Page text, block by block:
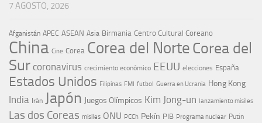
7 AGOSTO, 2026
Afganistán APEC ASEAN Asia Birmania Centro Cultural Coreano
China Cine Corea Corea del NorteCorea del
Sur coronavirus crecimiento económico EEUU elecciones España
Estados Unidos Filipinas FMI futbol Guerra en Ucrania Hong Kong
India Irán Japón Juegos Olímpicos Kim Jong-un lanzamiento misiles
Las dos Coreas misiles ONU PCCh Pekín PIB Programa nuclear Putin